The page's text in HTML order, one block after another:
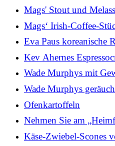
Mags' Stout und
Krautsalat: Heute
Mags‘ Irish-Coffee-
Whiskey pochierten
Eva Paus koreanische
Kimchi-Ketchup und
Kev Ahernes
Sahnelikör: Heute
Wade Murphys mit
Lammkeulen: Heute
Wade Murphys
Ofenkartoffeln
Nehmen Sie am
der TODAY-Show teil.
Käse-Zwiebel-Scones